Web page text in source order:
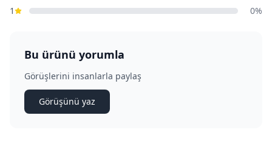
1
0%
Bu ürünü yorumla
Görüşlerini insanlarla paylaş
Görüşünü yaz